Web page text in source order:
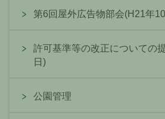
第6回屋外広告物部会(H21年
許可基準等の改正についての
日)
公園管理